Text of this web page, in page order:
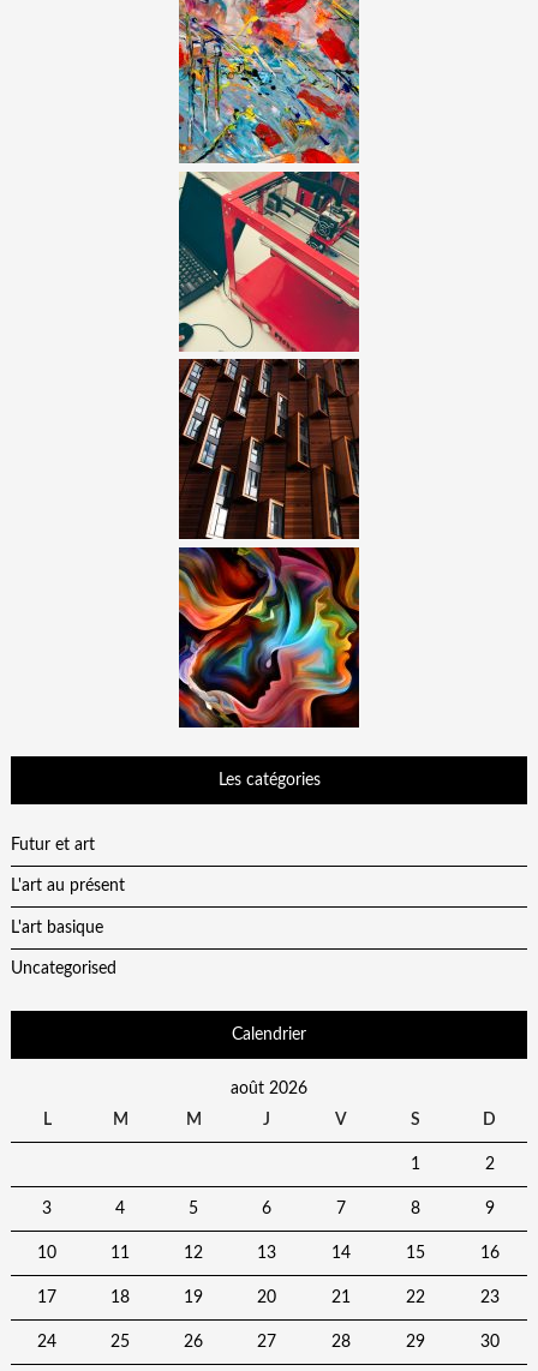
Les catégories
Futur et art
L'art au présent
L'art basique
Uncategorised
Calendrier
août 2026
L
M M J V S D
1 2
3 4 5 6 7 8 9
10 11 12 13 14 15 16
17 18 19 20 21 22 23
24 25 26 27 28 29 30